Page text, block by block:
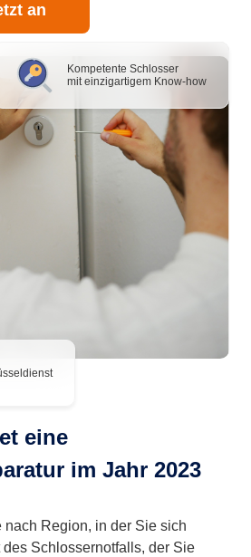
Kompetente Schlosser
mit einzigartigem Know-how
an
eine
im Jahr 2023
nach Region, in der Sie sich
des Schlossernotfalls, der Sie